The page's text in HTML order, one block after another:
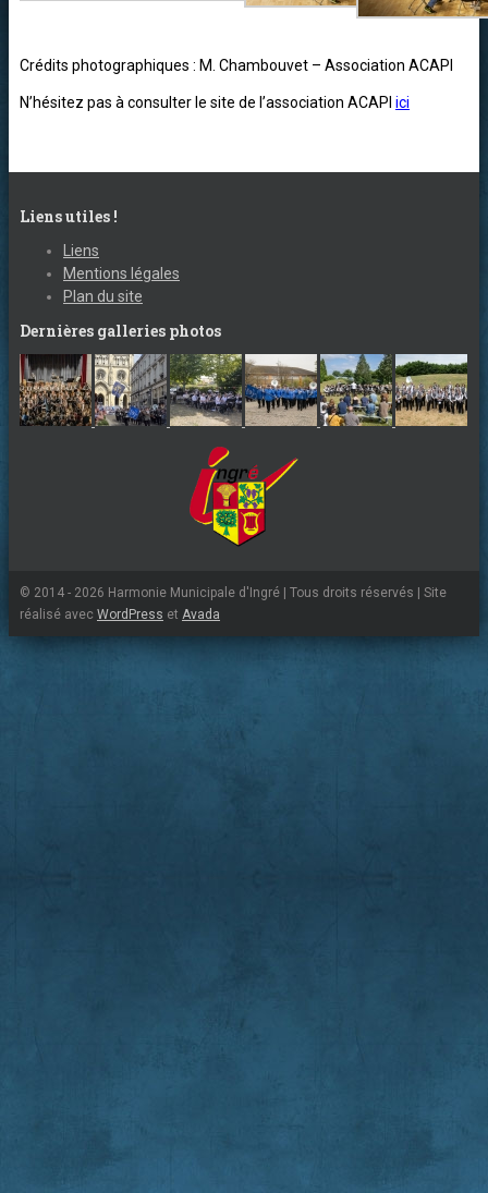
Crédits photographiques : M. Chambouvet – Association ACAPI
N’hésitez pas à consulter le site de l’association ACAPI ici
Liens utiles !
Liens
Mentions légales
Plan du site
Dernières galleries photos
© 2014 - 2026 Harmonie Municipale d'Ingré | Tous droits réservés | Site
réalisé avec WordPress et Avada